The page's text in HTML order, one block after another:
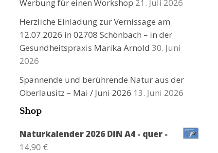
Werbung für einen Workshop 21. Juli 2026
Herzliche Einladung zur Vernissage am
12.07.2026 in 02708 Schönbach – in der
Gesundheitspraxis Marika Arnold 30. Juni
2026
Spannende und berührende Natur aus der
Oberlausitz – Mai / Juni 2026 13. Juni 2026
Shop
Naturkalender 2026 DIN A4 - quer -
14,90 €